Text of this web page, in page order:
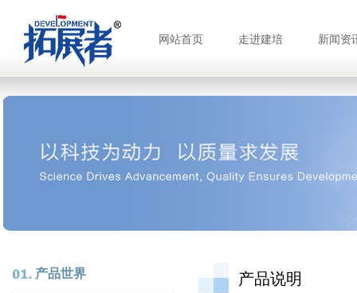
网站首页 走进建培 新闻资
产品世界 产品说明